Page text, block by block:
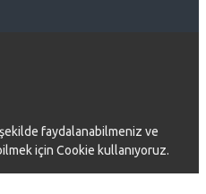
faydalanabilmeniz ve
için Cookie kullanıyoruz.